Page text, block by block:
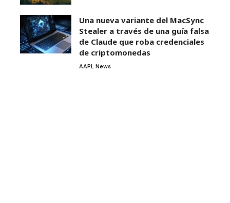
Una nueva variante del MacSync
Stealer a través de una guía falsa
de Claude que roba credenciales
de criptomonedas
AAPL News